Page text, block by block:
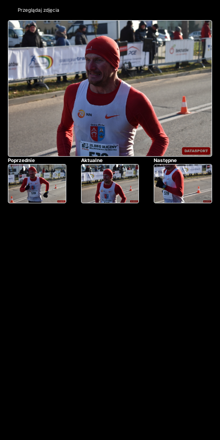
Przeglądaj zdjęcia
Poprzednie Aktualne Następne